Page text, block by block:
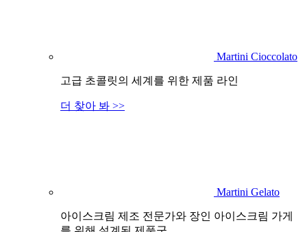
Martini Cioccolato
고급 초콜릿의 세계를 위한 제품 라인
더 찾아 봐 >>
Martini Gelato
아이스크림 제조 전문가와 장인 아이스크림 가게